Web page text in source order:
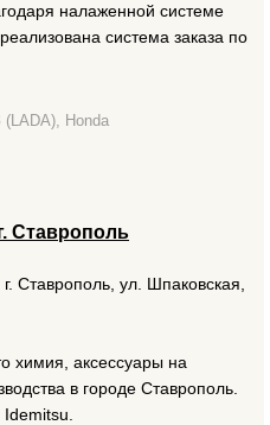
налаженной системе
система заказа по
Honda
Ставрополь
Ставрополь, ул. Шпаковская,
химия, аксессуары на
в городе Ставрополь.